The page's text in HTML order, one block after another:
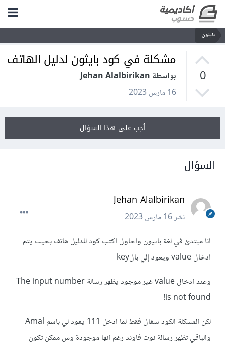
بايثون
0
مشكلة في كود بايثون لدليل الهاتف
بواسطة Jehan Alalbirikan
16 مارس 2023
أجب على هذا السؤال
السؤال
Jehan Alalbirikan
نشر16 مارس 2023
انا مبتدئ في لغة باثيون واحاول اكتب كود للدليل هاتف بحيث يتم
ادخال value ويعود إلي بالkey
وعند ادخال value غير موجود يظهر رسالة The input number
is not found!
لكن المشكلة الكود شغال فقط لما ادخل 111 يعود لي باسم Amal
والباقي تظهر رسالة نوت فاوند رغم انها موجودة وش ممكن تكون